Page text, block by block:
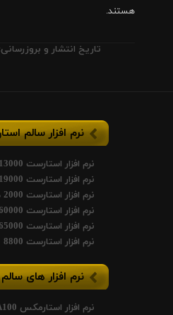
هستند.
تاریخ انتشار و بروزرسانی: 19 سپتامبر
نرم افزار سالم
نرم افزار استارست 13000
نرم افزار استارست 19000
نرم افزار استارست 2000 هایپر
نرم افزار استارست 60000
نرم افزار استارست 65000
نرم افزار استارست 8800
نرم افزار های
نرم افزار استارمکس A100